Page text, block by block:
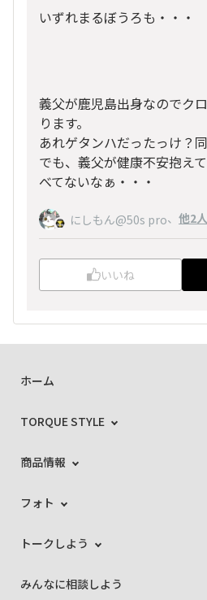
いずれまるぼうろも・・・
義父が鹿児島出身なのでク
ります。
あれゲタンハだったっけ？
でも、義父が健康不安抱え
べてないなぁ・・・
にしもん@50s pro、 他2人
いいね
ホーム
TORQUE STYLE
商品情報
フォト
トークしよう
みんなに相談しよう